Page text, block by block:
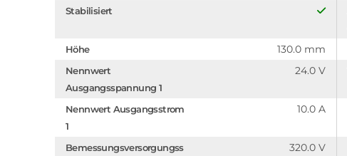
Stabilisiert
Höhe 130.0 mm
Nennwert
Ausgangsspannung 1
24.0 V
Nennwert Ausgangsstrom
1
10.0 A
Bemessungsversorgungss
320.0 V